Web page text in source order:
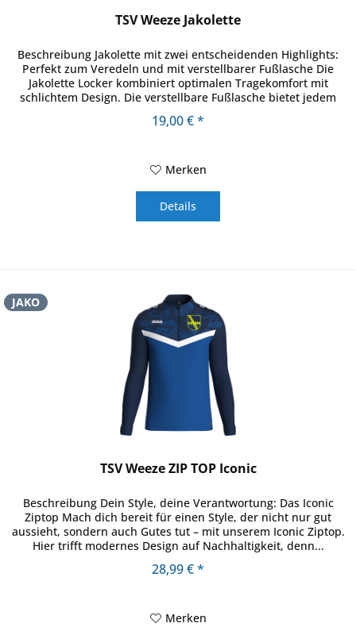
TSV Weeze Jakolette
Beschreibung Jakolette mit zwei entscheidenden Highlights:
Perfekt zum Veredeln und mit verstellbarer Fußlasche Die
Jakolette Locker kombiniert optimalen Tragekomfort mit
schlichtem Design. Die verstellbare Fußlasche bietet jedem
19,00 € *
Merken
Details
JAKO
TSV Weeze ZIP TOP Iconic
Beschreibung Dein Style, deine Verantwortung: Das Iconic
Ziptop Mach dich bereit für einen Style, der nicht nur gut
aussieht, sondern auch Gutes tut – mit unserem Iconic Ziptop.
Hier trifft modernes Design auf Nachhaltigkeit, denn...
28,99 € *
Merken